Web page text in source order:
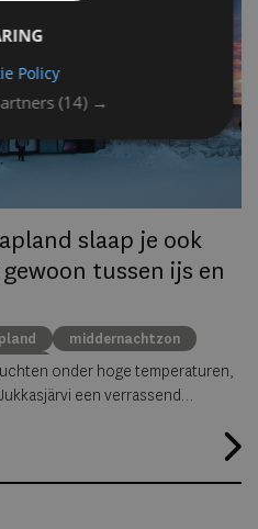
slaap je ook
tussen ijs en
middernachtzon
onder hoge temperaturen,
een verrassend
zelfs midden in de zomer
(14) →
Policy